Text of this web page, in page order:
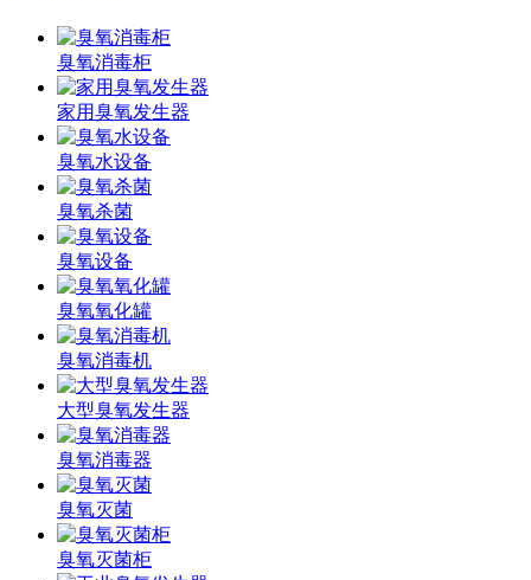
臭氧消毒柜
家用臭氧发生器
臭氧水设备
臭氧杀菌
臭氧设备
臭氧氧化罐
臭氧消毒机
大型臭氧发生器
臭氧消毒器
臭氧灭菌
臭氧灭菌柜